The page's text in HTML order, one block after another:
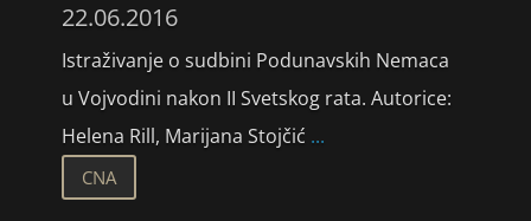
22.06.2016
Istraživanje o sudbini Podunavskih Nemaca
u Vojvodini nakon II Svetskog rata. Autorice:
Helena Rill, Marijana Stojčić ...
CNA